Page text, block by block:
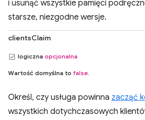
i usunąć wszystkie pamięci
starsze, niezgodne wersje.
clientsClaim
logiczna opcjonalna
Wartość domyślna to false.
Określ, czy usługa powinna zacząć
wszystkich dotychczasowych